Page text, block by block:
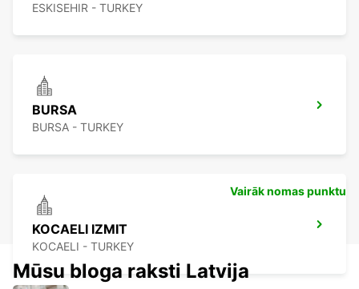
ESKISEHIR - TURKEY
BURSA
BURSA - TURKEY
KOCAELI IZMIT
KOCAELI - TURKEY
Vairāk nomas punktu
Mūsu bloga raksti Latvija